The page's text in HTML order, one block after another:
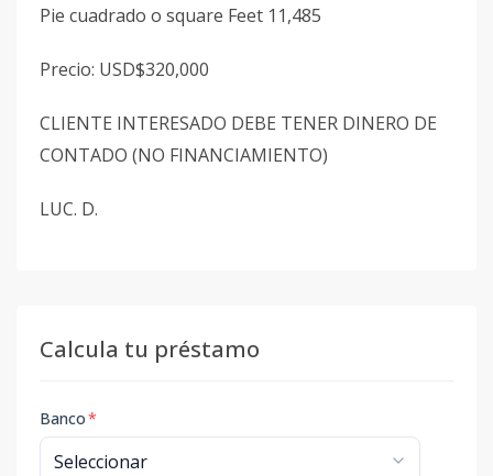
Pie cuadrado o square Feet 11,485
Precio: USD$320,000
CLIENTE INTERESADO DEBE TENER DINERO DE
CONTADO (NO FINANCIAMIENTO)
LUC. D.
Calcula tu préstamo
Banco*